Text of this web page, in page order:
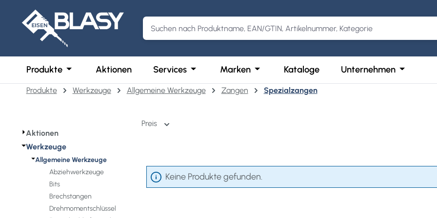
Hauptinhalt springen
Zur Suche springen
Zur Hauptnavigation springen
Produkte Öffne oder Schließe das Dropdown der Kategorie Produkte
Aktionen Services Öffne oder Schließe das Dropdown der Kategorie Services
Marken Öffne oder Schließe das Dropdown der
Kataloge Unternehmen Öffne
Produkte Werkzeuge Allgemeine Werkzeuge Zangen Spezialzangen
⏵Aktionen
⏷Werkzeuge
⏷Allgemeine Werkzeuge
Abziehwerkzeuge
Bits
Brechstangen
Drehmomentschlüssel
Preis
Keine Produkte gefunden.